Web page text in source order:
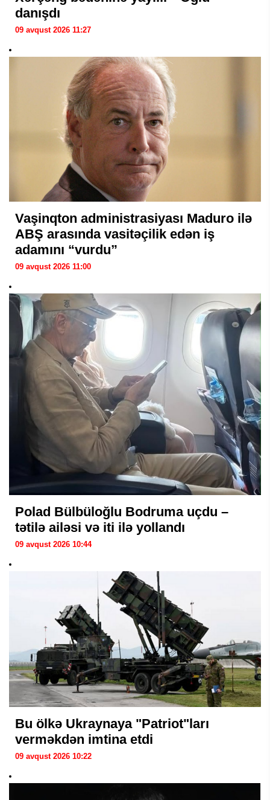
danışdı
09 avqust 2026 11:27
Vaşinqton administrasiyası Maduro ilə
ABŞ arasında vasitəçilik edən iş
adamını “vurdu”
09 avqust 2026 11:00
Polad Bülbüloğlu Bodruma uçdu –
tətilə ailəsi və iti ilə yollandı
09 avqust 2026 10:44
Bu ölkə Ukraynaya "Patriot"ları
verməkdən imtina etdi
09 avqust 2026 10:22